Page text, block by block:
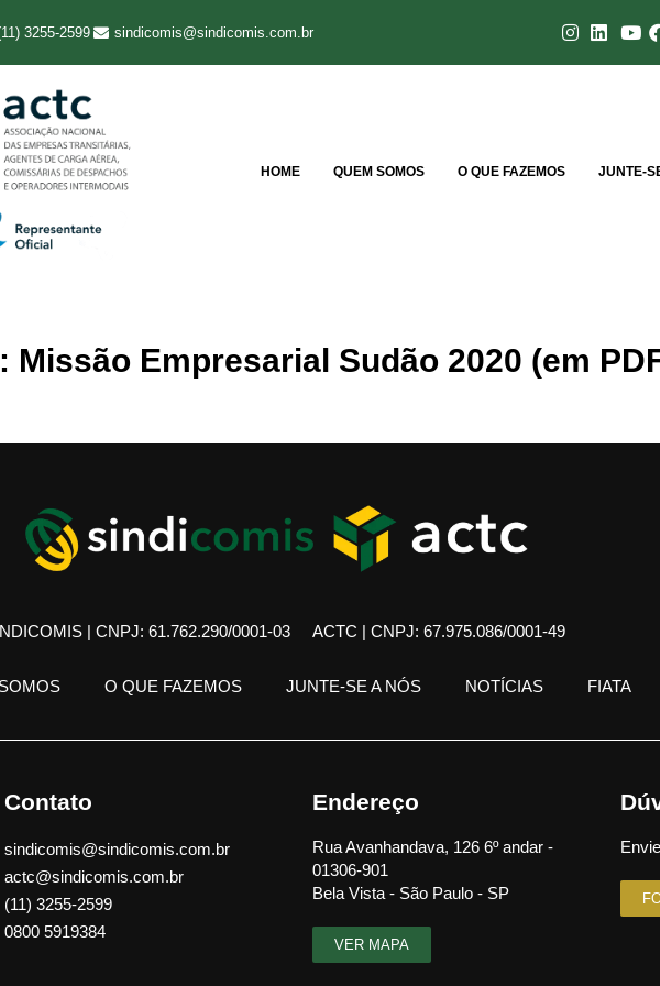
3255-2599 sindicomis@sindicomis.com.br
HOME QUEM SOMOS O QUE FAZEMOS JUNTE-
Missão Empresarial Sudão 2020 (em
| CNPJ: 61.762.290/0001-03 ACTC | CNPJ: 67.975.086/0001-49
O QUE FAZEMOS JUNTE-SE A NÓS NOTÍCIAS FIATA
Contato
sindicomis@sindicomis.com.br
actc@sindicomis.com.br
(11) 3255-2599
0800 5919384
Endereço
Rua Avanhandava, 126 6º andar -
01306-901
Bela Vista - São Paulo - SP
VER MAPA